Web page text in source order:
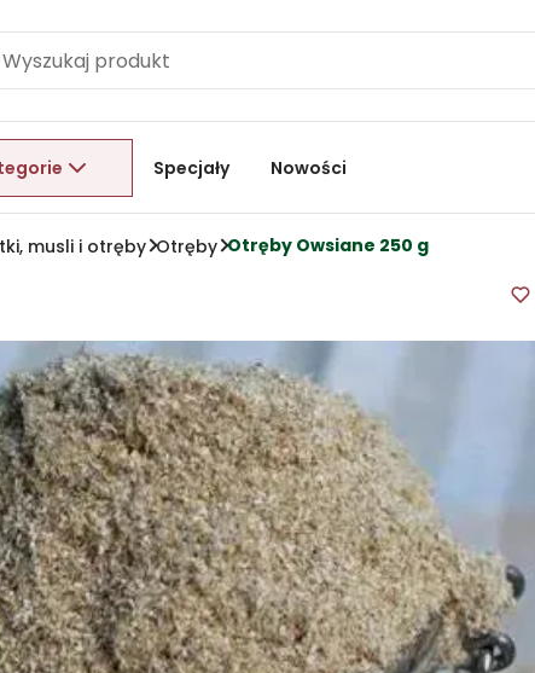
przycisk Esc.
Specjały
Nowości
musli i otręby Otręby Otręby Owsiane 250 g